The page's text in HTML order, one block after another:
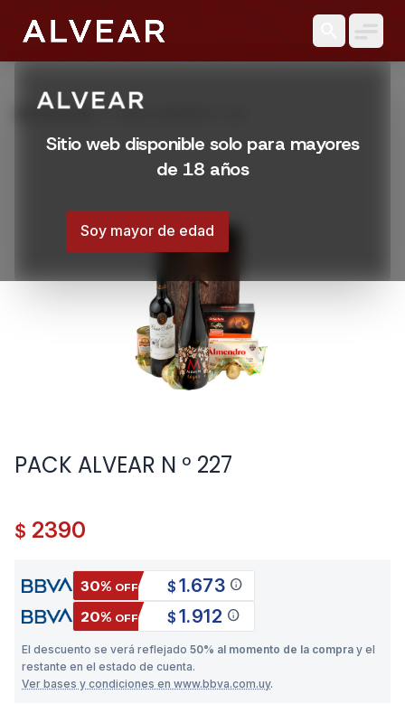
Sitio web disponible solo para mayores
de 18 años
Soy mayor de edad
Productos PACK ALVEAR N º 227
PACK ALVEAR N º 227
$ 2390
30% OFF $ 1.673 info
20% OFF $ 1.912 info
El descuento se verá reflejado 50% al momento de la compra y el
restante en el estado de cuenta.
Ver bases y condiciones en www.bbva.com.uy.